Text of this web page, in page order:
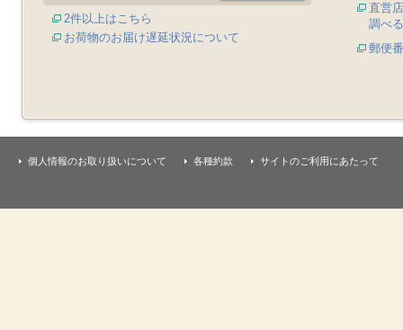
2件以上はこちら
お荷物のお届け遅延状況について
直営
調べる
郵便
個人情報のお取り扱いについて 各種約款 サイトのご利用にあたって